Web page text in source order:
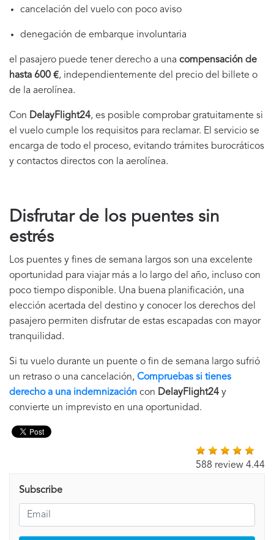
cancelación del vuelo con poco aviso
denegación de embarque involuntaria
el pasajero puede tener derecho a una compensación de
hasta 600 €, independientemente del precio del billete o
de la aerolínea.
Con DelayFlight24, es posible comprobar gratuitamente si
el vuelo cumple los requisitos para reclamar. El servicio se
encarga de todo el proceso, evitando trámites burocráticos
y contactos directos con la aerolínea.
Disfrutar de los puentes sin
estrés
Los puentes y fines de semana largos son una excelente
oportunidad para viajar más a lo largo del año, incluso con
poco tiempo disponible. Una buena planificación, una
elección acertada del destino y conocer los derechos del
pasajero permiten disfrutar de estas escapadas con mayor
tranquilidad.
Si tu vuelo durante un puente o fin de semana largo sufrió
un retraso o una cancelación, Compruebas si tienes
derecho a una indemnización con DelayFlight24 y
convierte un imprevisto en una oportunidad.
588 review 4.44
Subscribe